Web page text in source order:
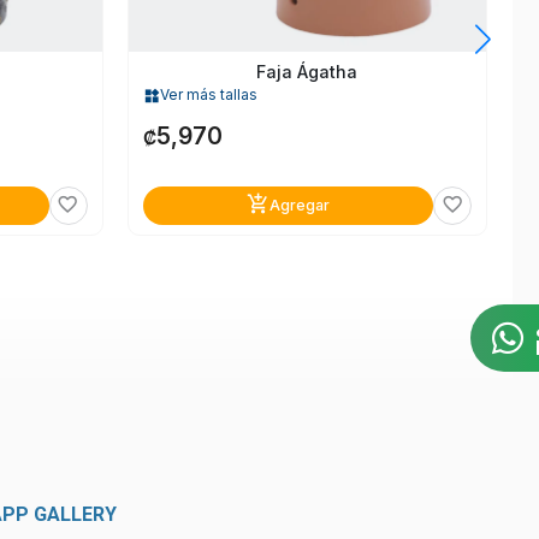
favorite_border
Faja Ágatha
widgetsVer más tallas
₡5,970
add_shopping_cartAgregar favorite_border
GALLERY